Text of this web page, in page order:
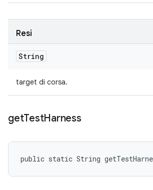
Resi
String
target di corsa.
getTestHarness
public static String